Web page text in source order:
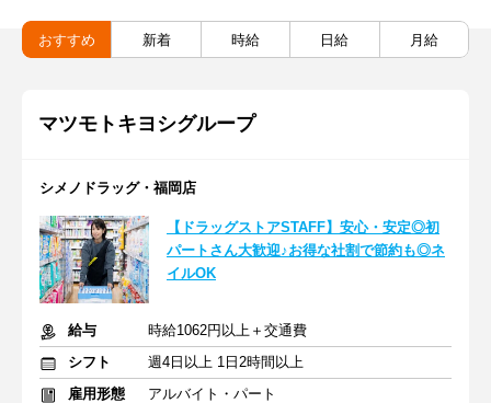
おすすめ 新着 時給 日給 月給
マツモトキヨシグループ
シメノドラッグ・福岡店
【ドラッグストアSTAFF】安心・安定◎初
パートさん大歓迎♪お得な社割で節約も◎ネ
イルOK
給与
時給1062円以上＋交通費
シフト
週4日以上 1日2時間以上
雇用形態
アルバイト・パート